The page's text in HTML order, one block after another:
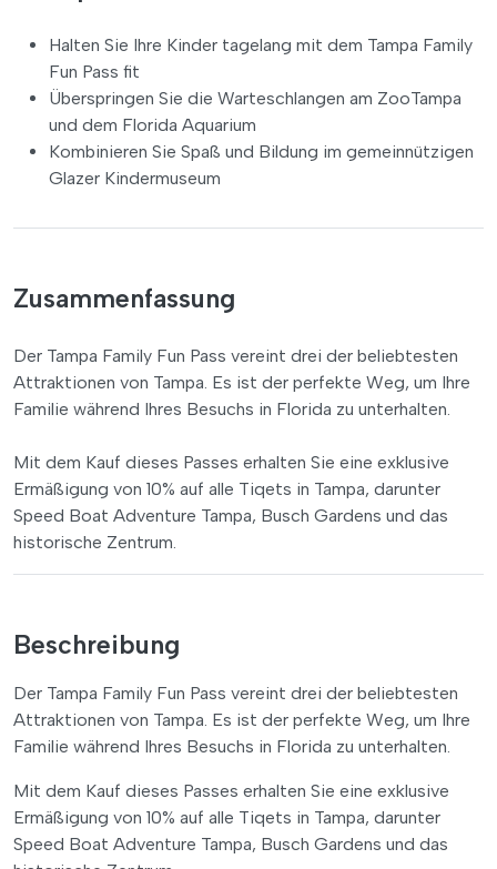
Halten Sie Ihre Kinder tagelang mit dem Tampa Family
Fun Pass fit
Überspringen Sie die Warteschlangen am ZooTampa
und dem Florida Aquarium
Kombinieren Sie Spaß und Bildung im gemeinnützigen
Glazer Kindermuseum
Zusammenfassung
Der Tampa Family Fun Pass vereint drei der beliebtesten
Attraktionen von Tampa. Es ist der perfekte Weg, um Ihre
Familie während Ihres Besuchs in Florida zu unterhalten.
Mit dem Kauf dieses Passes erhalten Sie eine exklusive
Ermäßigung von 10% auf alle Tiqets in Tampa, darunter
Speed Boat Adventure Tampa, Busch Gardens und das
historische Zentrum.
Beschreibung
Der Tampa Family Fun Pass vereint drei der beliebtesten
Attraktionen von Tampa. Es ist der perfekte Weg, um Ihre
Familie während Ihres Besuchs in Florida zu unterhalten.
Mit dem Kauf dieses Passes erhalten Sie eine exklusive
Ermäßigung von 10% auf alle Tiqets in Tampa, darunter
Speed Boat Adventure Tampa, Busch Gardens und das